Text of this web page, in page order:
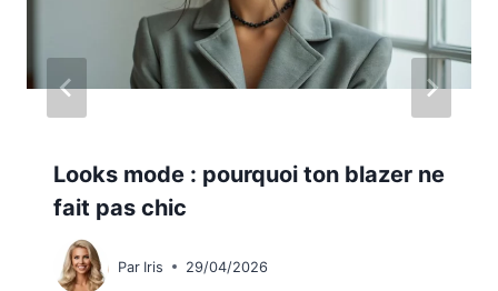
Looks mode : pourquoi ton blazer ne
fait pas chic
Par Iris 29/04/2026